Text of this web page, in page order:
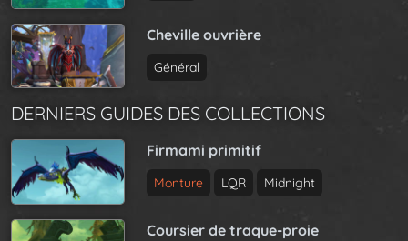
Cheville ouvrière
Général
DERNIERS GUIDES DES COLLECTIONS
Firmami primitif
Monture LQR Midnight
Coursier de traque-proie